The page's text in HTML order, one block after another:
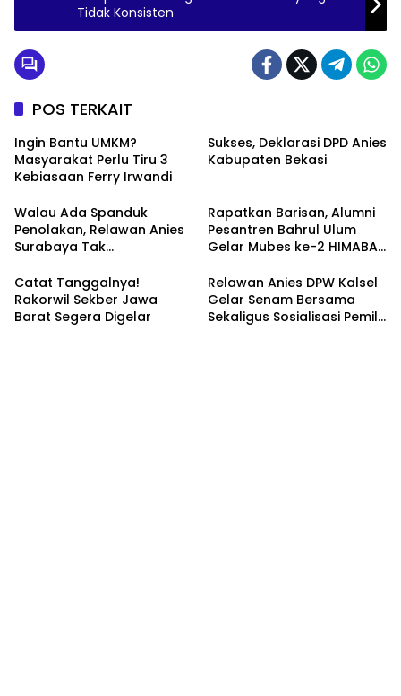
Tidak Konsisten
POS TERKAIT
Ingin Bantu UMKM?
Masyarakat Perlu Tiru 3
Kebiasaan Ferry Irwandi
Sukses, Deklarasi DPD Anies
Kabupaten Bekasi
Walau Ada Spanduk
Penolakan, Relawan Anies
Surabaya Tak
Rapatkan Barisan, Alumni
Pesantren Bahrul Ulum
Gelar Mubes ke-2 HIMABAS
Semarang
Catat Tanggalnya!
Rakorwil Sekber Jawa
Barat Segera Digelar
Relawan Anies DPW Kalsel
Gelar Senam Bersama
Sekaligus Sosialisasi Pemilu